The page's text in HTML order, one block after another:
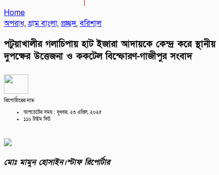
Home
অপরাধ,গ্রাম বাংলা,প্রচ্ছদ,বরিশাল
পটুয়াখালীর গলাচিপায় হাট ইজারা আদায়কে কেন্দ্র করে স্থানীয়
দুপক্ষের উত্তেজনা ও ককটেল বিস্ফোরণ-গাজীপুর সংবাদ
রিপোর্টারের নাম
আপডেটের সময় : বুধবার, ২৩ এপ্রিল, ২০২৫
১১০ টাইম ভিউ
মোঃ মামুন হোসাইন।স্টাফ রিপোর্টার